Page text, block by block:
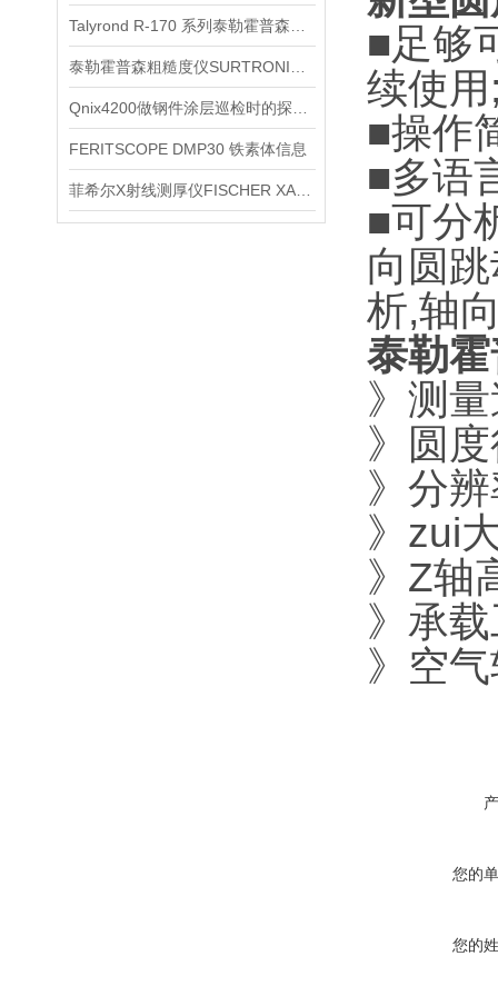
FERITSCOPE DMP30 铁素体信息
■足够
续使
■操作
■多语
■可分
向圆
析,轴
泰勒
》测
》圆
》分
》zui
》Z轴
》承
》空
您的
您的